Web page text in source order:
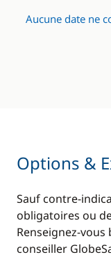
Aucune date ne
Options &
Sauf contre-
obligatoires ou
Renseignez-
conseiller